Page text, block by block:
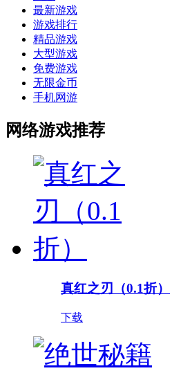
最新游戏
游戏排行
精品游戏
大型游戏
免费游戏
无限金币
手机网游
网络游戏推荐
真红之刃（0.1折）
下载